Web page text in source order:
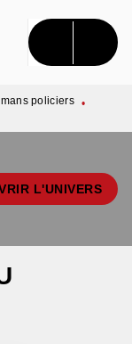
policiers •
L'UNIVERS